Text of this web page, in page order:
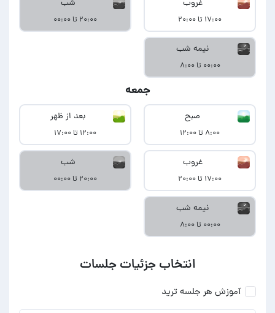
غروب
۱۷:۰۰ تا ۲۰:۰۰
شب
۲۰:۰۰ تا ۰۰:۰۰
نیمه شب
۰۰:۰۰ تا ۸:۰۰
جمعه
صبح
۸:۰۰ تا ۱۲:۰۰
بعد از ظهر
۱۲:۰۰ تا ۱۷:۰۰
غروب
۱۷:۰۰ تا ۲۰:۰۰
شب
۲۰:۰۰ تا ۰۰:۰۰
نیمه شب
۰۰:۰۰ تا ۸:۰۰
انتخاب جزئیات جلسات
آموزش هر جلسه ترید